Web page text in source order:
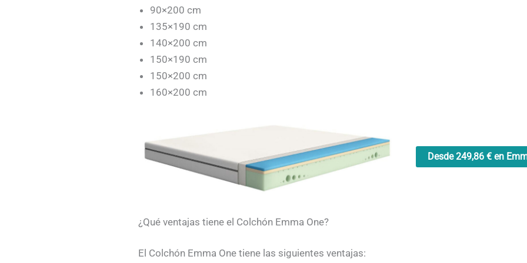
90×200 cm
135×190 cm
140×200 cm
150×190 cm
150×200 cm
160×200 cm
Desde 249,86 € en
¿Qué ventajas tiene el Colchón Emma One?
El Colchón Emma One tiene las siguientes ventajas: